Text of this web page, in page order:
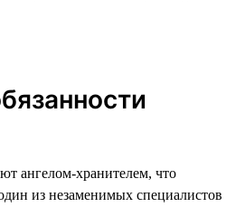
ангелом-хранителем, что
из незаменимых специалистов